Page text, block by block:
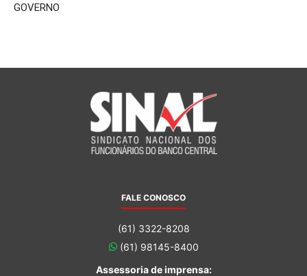
GOVERNO
FALE CONOSCO
(61) 3322-8208
(61) 98145-8400
Assessoria de imprensa: